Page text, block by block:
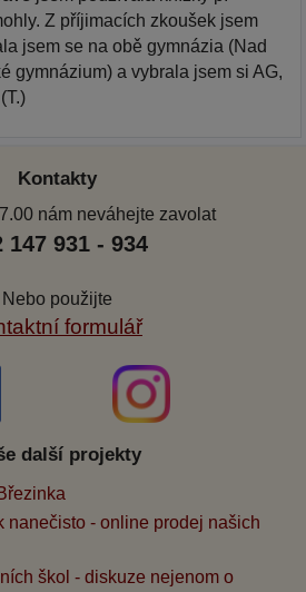
Z příjimacích zkoušek jsem
jsem se na obě gymnázia (Nad
gymnázium) a vybrala jsem si AG,
Kontakty
nám neváhejte zavolat
147 931 - 934
Nebo použijte
formulář
další projekty
nanečisto - online prodej našich
škol - diskuze nejenom o